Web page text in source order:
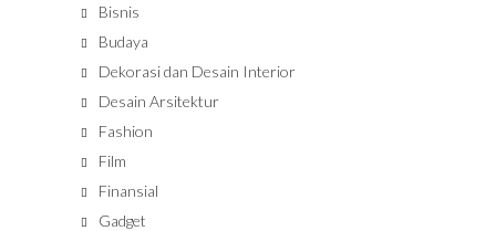
Bisnis
Budaya
Dekorasi dan Desain Interior
Desain Arsitektur
Fashion
Film
Finansial
Gadget